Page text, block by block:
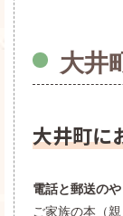
大井
大井町に
電話と郵送の
ご家族の本（